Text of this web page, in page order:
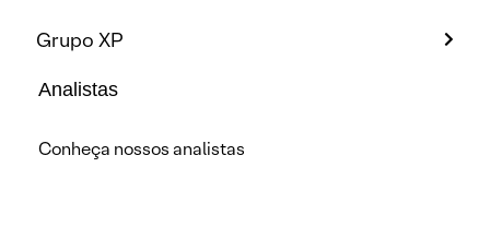
Grupo XP
Analistas
Conheça nossos analistas